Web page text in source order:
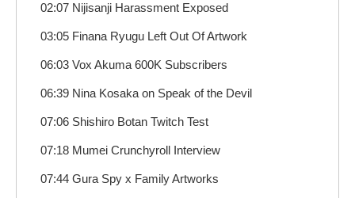
02:07 Nijisanji Harassment Exposed
03:05 Finana Ryugu Left Out Of Artwork
06:03 Vox Akuma 600K Subscribers
06:39 Nina Kosaka on Speak of the Devil
07:06 Shishiro Botan Twitch Test
07:18 Mumei Crunchyroll Interview
07:44 Gura Spy x Family Artworks